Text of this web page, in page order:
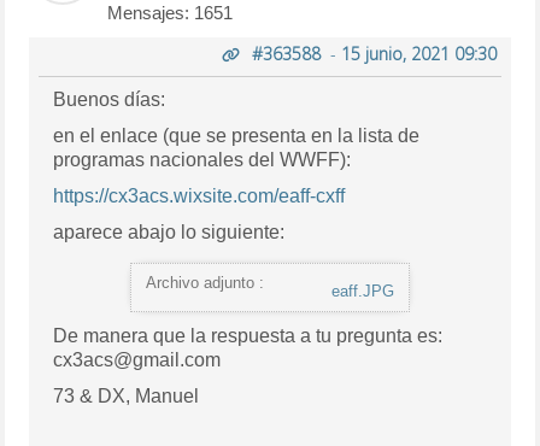
Mensajes: 1651
#363588- 15 junio, 2021 09:30
Buenos días:
en el enlace (que se presenta en la lista de
programas nacionales del WWFF):
https://cx3acs.wixsite.com/eaff-cxff
aparece abajo lo siguiente:
Archivo adjunto : eaff.JPG
De manera que la respuesta a tu pregunta es:
cx3acs@gmail.com
73 & DX, Manuel